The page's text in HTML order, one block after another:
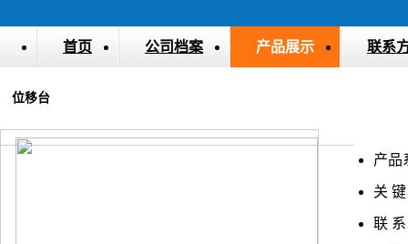
首页 公司档案 产品展示 联系
位移台
产品
关
联